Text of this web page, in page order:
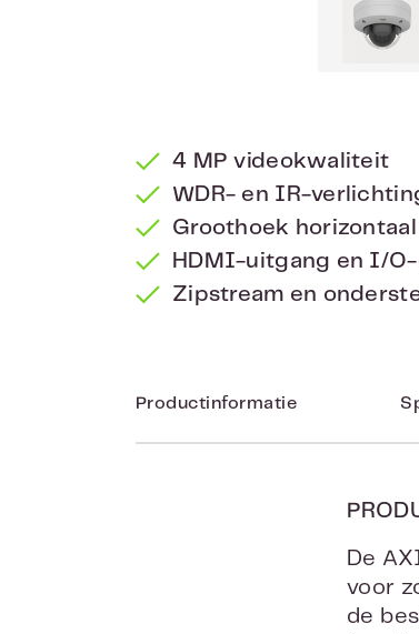
4 MP videokwaliteit
WDR- en IR-
Groothoek
HDMI-uitgang en I/
Zipstream en
Productinformatie
De
voor
de